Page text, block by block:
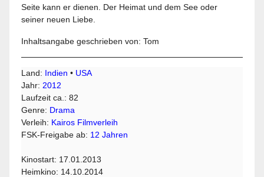
Seite kann er dienen. Der Heimat und dem See oder
seiner neuen Liebe.
Inhaltsangabe geschrieben von: Tom
Land: Indien • USA
Jahr: 2012
Laufzeit ca.: 82
Genre: Drama
Verleih: Kairos Filmverleih
FSK-Freigabe ab: 12 Jahren
Kinostart: 17.01.2013
Heimkino: 14.10.2014